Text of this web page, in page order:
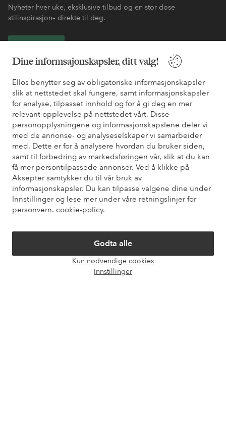
Dine informsajonskapsler, ditt valg!
Ellos benytter seg av obligatoriske informasjonskapsler
slik at nettstedet skal fungere, samt informasjonskapsler
for analyse, tilpasset innhold og for å gi deg en mer
relevant opplevelse på nettstedet vårt. Disse
personopplysningene og informasjonskapslene deler vi
med de annonse- og analyseselskaper vi samarbeider
med. Dette er for å analysere hvordan du bruker siden,
samt til forbedring av markedsføringen vår, slik at du kan
få mer persontilpassede annonser. Ved å klikke på
Aksepter samtykker du til vår bruk av
informasjonskapsler. Du kan tilpasse valgene dine under
Innstillinger og lese mer under våre retningslinjer for
personvern. cookie-policy.
Godta alle
Kun nødvendige cookies
Innstillinger
Nyheter hver uke, eksklusive tilbud og en stor dose
stilinspirasjon– direkte til deg.
Trenger du hjelp?
Du finner svar på de vanligste spørsmålene i vår FAQ. Du finner
også informasjon om hvordan du kan kontakte oss.
Kundeservice Betalingsmåte
Mine sider
Om Ellos